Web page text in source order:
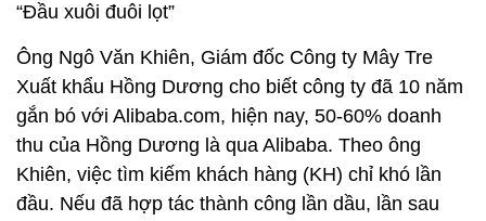
“Ðầu xuôi đuôi lọt”
Ông Ngô Văn Khiên, Giám đốc Công ty Mây Tre
Xuất khẩu Hồng Dương cho biết công ty đã 10 năm
gắn bó với Alibaba.com, hiện nay, 50-60% doanh
thu của Hồng Dương là qua Alibaba. Theo ông
Khiên, việc tìm kiếm khách hàng (KH) chỉ khó lần
đầu. Nếu đã hợp tác thành công lần dầu, lần sau